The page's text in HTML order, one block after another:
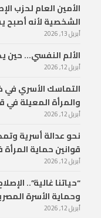
الأمين العام لحزب
الشخصية لأنه أصبح
أبريل 13, 2026
الألم النفسي… حين
أبريل 12, 2026
التماسك الأسري في
والمرأة المعيلة في
أبريل 12, 2026
نحو عدالة أسرية
قوانين حماية
أبريل 12, 2026
“حياتنا غالية”..
وحماية الأسرة
أبريل 12, 2026